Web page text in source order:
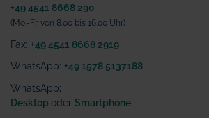
+49 4541 8668 290
(Mo.-Fr. von 8.00 bis 16.00 Uhr)
Fax: +49 4541 8668 2919
WhatsApp: +49 1578 5137188
WhatsApp:
Desktop oder Smartphone